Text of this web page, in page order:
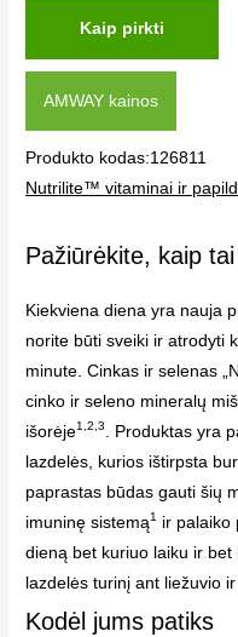
Kaip pirkti
AMWAY kainos
Produkto kodas:126811
Nutrilite™ vitaminai ir
Pažiūrėkite, kaip
Kiekviena diena yra nauja
norite būti sveiki ir atrodyti
minute. Cinkas ir selenas
cinko ir seleno mineralų
išorėje1,2,3
. Produktas yra
lazdelės, kurios ištirpsta
paprastas būdas gauti šių
imuninę sistemą1 ir palaiko
dieną bet kuriuo laiku ir
lazdelės turinį ant liežuvio
Kodėl jums patiks